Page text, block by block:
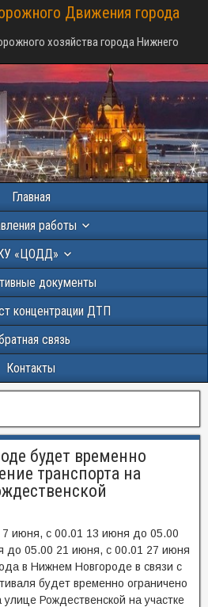
Движения города
хозяйства города Нижнего
Главная
работы
«ЦОДД»
документы
концентрации ДТП
связь
Контакты
будет временно
транспорта на
июня, с 00.01 13 июня до 05.00
до 05.00 21 июня, с 00.01 27 июня
в Нижнем Новгороде в связи с
будет временно ограничено
Рождественской на участке